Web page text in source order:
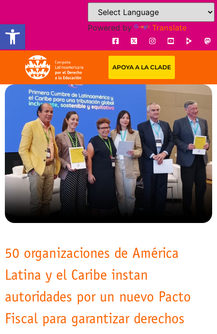
Open toolbarPowered by Translate
APOYA A LA CLADE
50 organizaciones de América
Latina y el Caribe instan
autoridades por un nuevo Pacto
Fiscal para garantizar derechos